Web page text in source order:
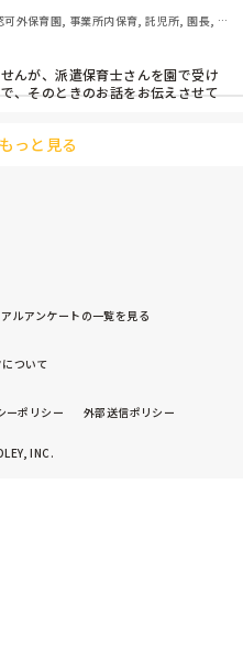
外保育園, 事業所内保育, 託児所, 園長, 管
んが、派遣保育士さんを園で受け
、そのときのお話をお伝えさせて
任は持っていただいておりませ
っと見る
ルアンケートの一覧を見る
ついて
ーポリシー 外部送信ポリシー
INC.